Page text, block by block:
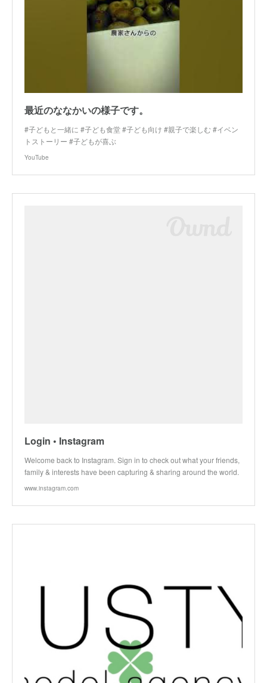
最近のななかいの様子です。
#子どもと一緒に #子ども食堂 #子ども向け #親子で楽しむ #イベン
トストーリー #子どもが喜ぶ
YouTube
Login • Instagram
Welcome back to Instagram. Sign in to check out what your friends,
family & interests have been capturing & sharing around the world.
www.instagram.com